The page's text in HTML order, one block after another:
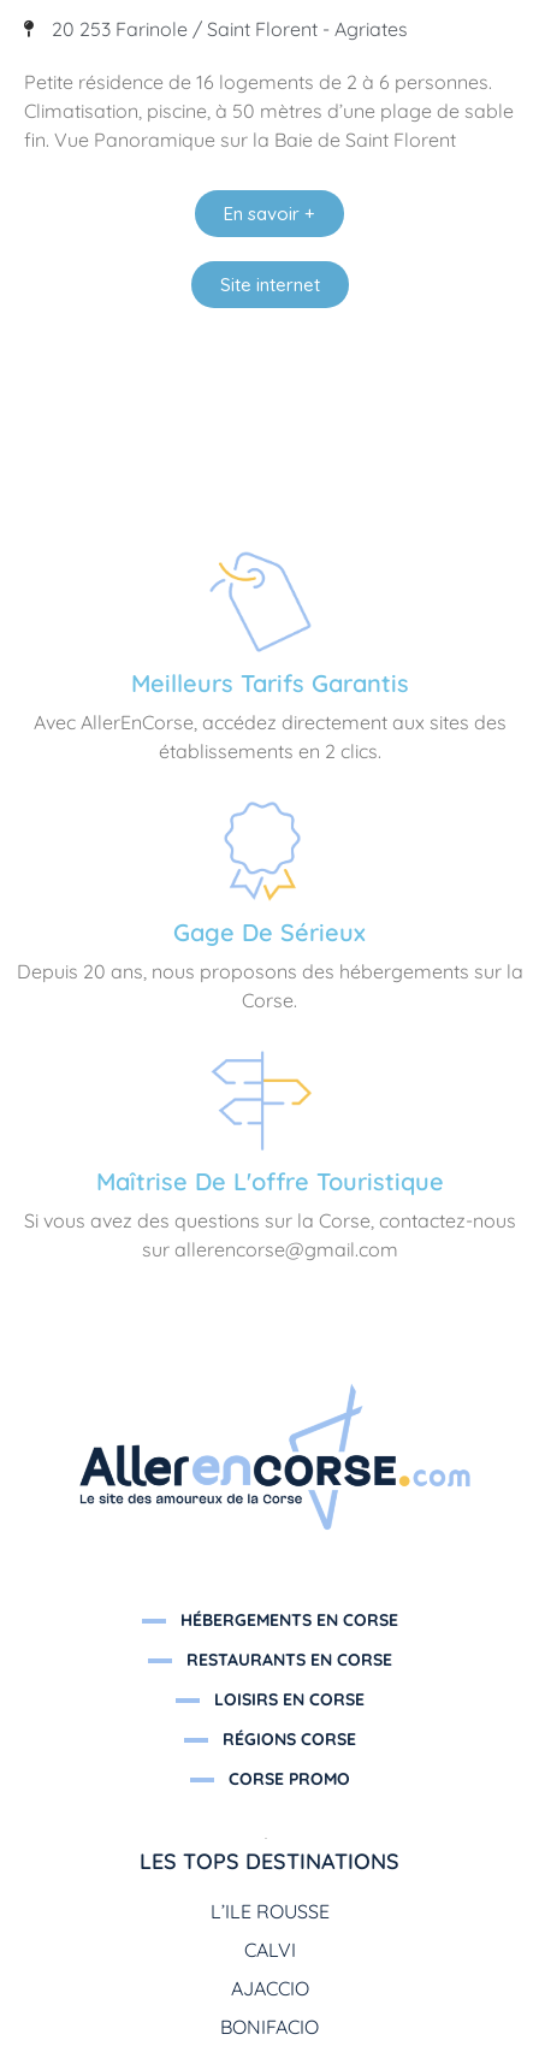
20 253 Farinole / Saint Florent - Agriates
Petite résidence de 16 logements de 2 à 6 personnes.
Climatisation, piscine, à 50 mètres d’une plage de sable
fin. Vue Panoramique sur la Baie de Saint Florent
En savoir +
Site internet
Meilleurs Tarifs Garantis
Avec AllerEnCorse, accédez directement aux sites des
établissements en 2 clics.
Gage De Sérieux
Depuis 20 ans, nous proposons des hébergements sur la
Corse.
Maîtrise De L'offre Touristique
Si vous avez des questions sur la Corse, contactez-nous
sur allerencorse@gmail.com
HÉBERGEMENTS EN CORSE
RESTAURANTS EN CORSE
LOISIRS EN CORSE
RÉGIONS CORSE
CORSE PROMO
LES TOPS DESTINATIONS
L’ILE ROUSSE
CALVI
AJACCIO
BONIFACIO